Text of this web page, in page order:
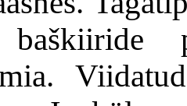
baškiiride